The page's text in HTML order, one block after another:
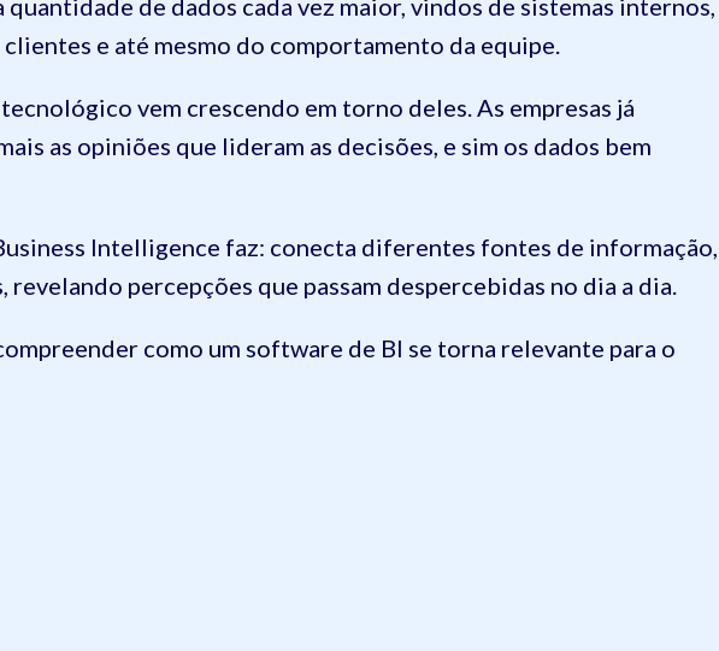
quantidade de dados cada vez maior, vindos de sistemas internos,
clientes e até mesmo do comportamento da equipe.
vem crescendo em torno deles. As empresas já
as opiniões que lideram as decisões, e sim os dados bem
Intelligence faz: conecta diferentes fontes de informação,
revelando percepções que passam despercebidas no dia a dia.
como um software de BI se torna relevante para o